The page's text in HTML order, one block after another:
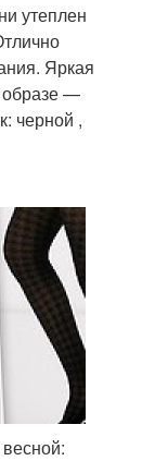
утеплен
Яркая
образе —
черной ,
весной: